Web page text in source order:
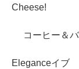
Cheese!
コーヒー＆
Eleganceイブ